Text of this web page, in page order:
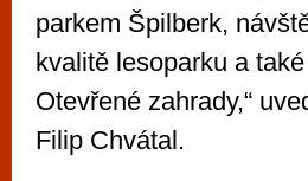
parkem Špilberk,
kvalitě lesoparku a
Otevřené zahrady,“
Filip Chvátal.